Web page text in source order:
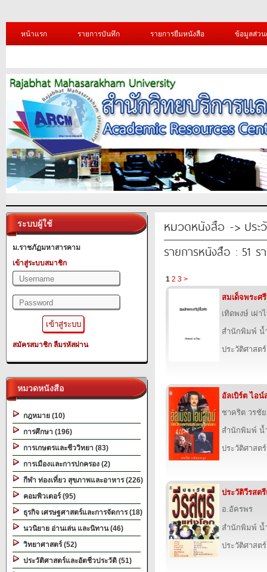
หน้าแรก รายการบันทึก รายการยืมหนังสือ ข้อมูลส่ว
ระบบผู้ใช้
ม.ราชภัฏมหาสารคาม
เข้าสู่ระบบสมาชิก
สมัครสมาชิก ลืมรหัสผ่าน
หมวดหนังสือ
กฎหมาย (10)
การศึกษา (196)
การเกษตรและชีววิทยา (83)
การเมืองและการปกครอง (2)
กีฬา ท่องเที่ยว สุขภาพและอาหาร (226)
คอมพิวเตอร์ (95)
ธุรกิจ เศรษฐศาสตร์และการจัดการ (18)
นวนิยาย อ่านเล่น และนิทาน (46)
วิทยาศาสตร์ (52)
ประวัติศาสตร์และอัตชีวประวัติ (51)
หมวดหนังสือ -> ประ
รายการหนังสือ : 51 ร
1 2 3 >
สมเด็จพระศ
เทิดพงษ์ เผ่า
สำนักพิมพ์ น้
ประวัติศาสต
อัลเบิร์ต ไอน์
ชาคริต วรชั
สำนักพิมพ์ น้
ประวัติศาสต
ประวัติวีรสต
อ.อัครพร
สำนักพิมพ์ น้
ประวัติศาสต